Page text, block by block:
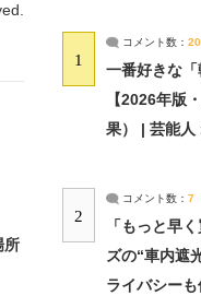
所
1
コメント数： 20
一番好きな
【2026年版
果） | 芸能人
2
コメント数： 7
「もっと早
ズの“車内遮
ライバシー